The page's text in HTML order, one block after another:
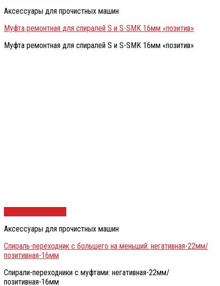
Аксессуары для прочистных машин
Муфта ремонтная для спиралей S и S-SMK 16мм «позитив»
Муфта ремонтная для спиралей S и S-SMK 16мм «позитив»
Аксессуары для прочистных машин
Спираль-переходник с большего на меньший: негативная-22мм/
позитивная-16мм
Спирали-переходники с муфтами: негативная-22мм/
позитивная-16мм